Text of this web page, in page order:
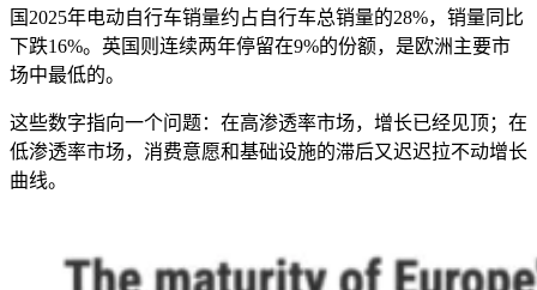
国2025年电动自行车销量约占自行车总销量的28%，销量同比
下跌16%。英国则连续两年停留在9%的份额，是欧洲主要市
场中最低的。
这些数字指向一个问题：在高渗透率市场，增长已经见顶；在
低渗透率市场，消费意愿和基础设施的滞后又迟迟拉不动增长
曲线。